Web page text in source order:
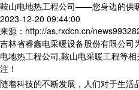
鞍山电地热工程公司——您身边的供
2023-12-20 09:44:00
来源：http://as.rxdcn.cn/
吉林省睿鑫电采暖设备股份有限公司
电地热工程公司,鞍山电采暖工程等
注！
随着科技的不断发展，人们对于生